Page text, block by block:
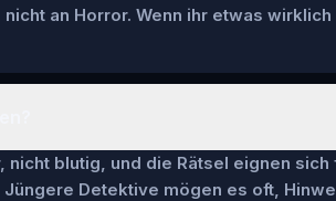
an Horror. Wenn ihr etwas
blutig, und die Rätsel eignen sich
Detektive mögen es oft,